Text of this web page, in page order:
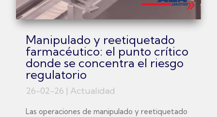
Manipulado y reetiquetado
farmacéutico: el punto crítico
donde se concentra el riesgo
regulatorio
26-02-26 | Actualidad
Las operaciones de manipulado y reetiquetado